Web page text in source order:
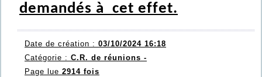
demandés à cet effet.
Date de création : 03/10/2024 16:18
Catégorie : C.R. de réunions -
Page lue 2914 fois